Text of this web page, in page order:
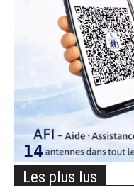
Les plus lus